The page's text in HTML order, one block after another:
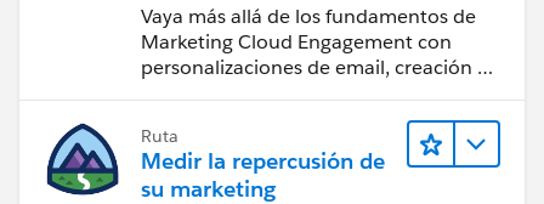
Vaya más allá de los fundamentos de
Marketing Cloud Engagement con
personalizaciones de email, creación de
Ruta
Medir la repercusión de
su marketing